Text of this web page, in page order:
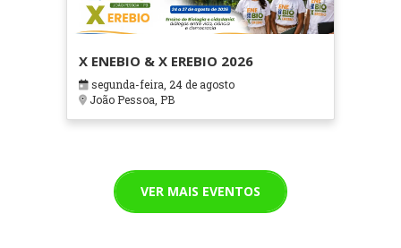
X ENEBIO & X EREBIO 2026
segunda-feira, 24 de agosto
João Pessoa, PB
VER MAIS EVENTOS